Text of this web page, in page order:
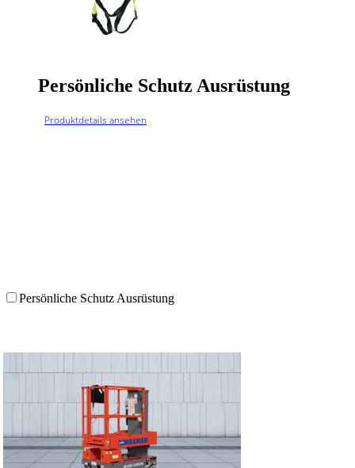
Persönliche Schutz Ausrüstung
Produktdetails ansehen
Persönliche Schutz Ausrüstung